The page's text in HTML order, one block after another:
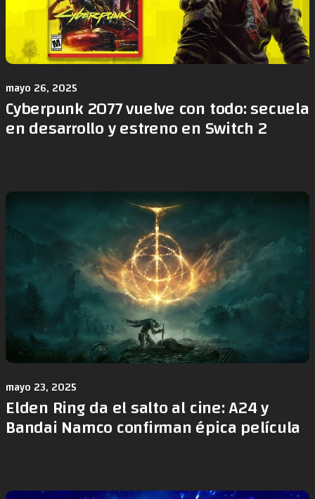
mayo 26, 2025
Cyberpunk 2077 vuelve con todo: secuela
en desarrollo y estreno en Switch 2
mayo 23, 2025
Elden Ring da el salto al cine: A24 y
Bandai Namco confirman épica película